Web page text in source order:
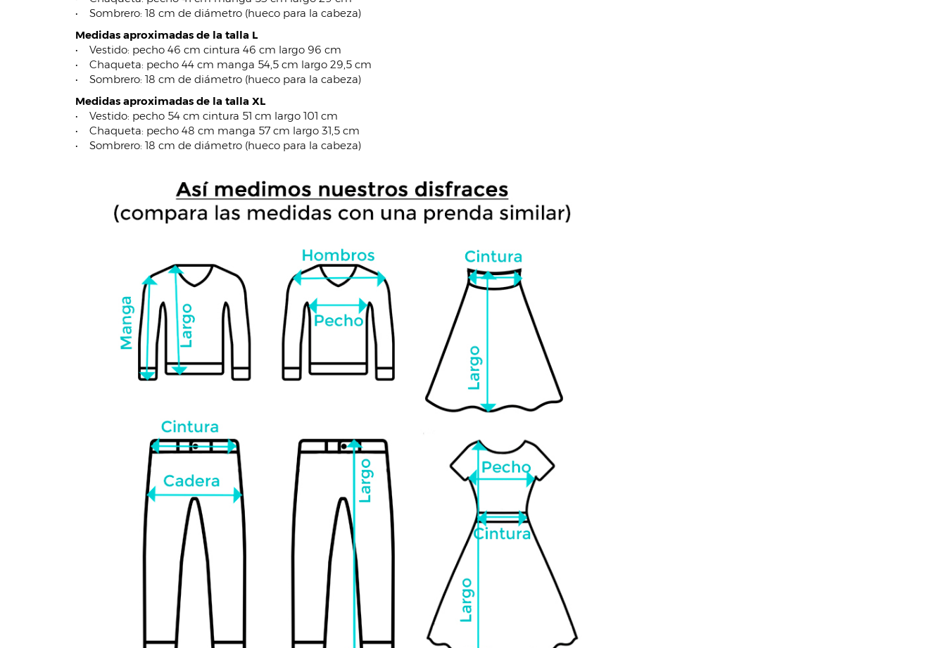
• Sombrero: 18 cm de diámetro (hueco para la cabeza)
Medidas aproximadas de la talla L
• Vestido: pecho 46 cm cintura 46 cm largo 96 cm
• Chaqueta: pecho 44 cm manga 54,5 cm largo 29,5 cm
• Sombrero: 18 cm de diámetro (hueco para la cabeza)
Medidas aproximadas de la talla XL
• Vestido: pecho 54 cm cintura 51 cm largo 101 cm
• Chaqueta: pecho 48 cm manga 57 cm largo 31,5 cm
• Sombrero: 18 cm de diámetro (hueco para la cabeza)